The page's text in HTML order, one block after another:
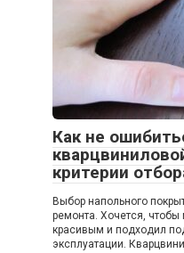
Как не
критерии
Выбор напольного
ремонта. Хочется,
красивым и подходил
эксплуатации.